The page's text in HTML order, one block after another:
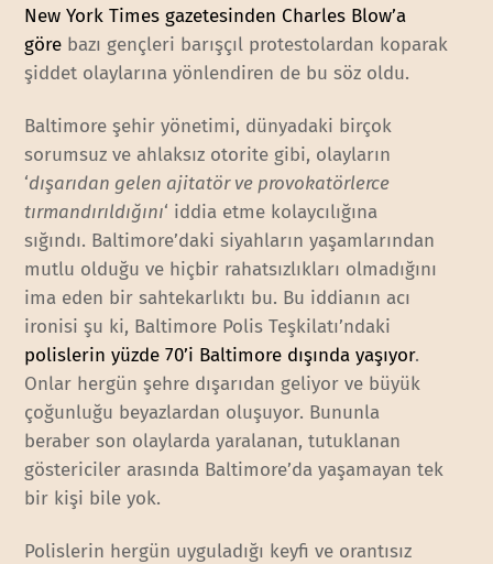
New York Times gazetesinden Charles Blow’a
göre bazı gençleri barışçıl protestolardan koparak
şiddet olaylarına yönlendiren de bu söz oldu.
Baltimore şehir yönetimi, dünyadaki birçok
sorumsuz ve ahlaksız otorite gibi, olayların
‘dışarıdan gelen ajitatör ve provokatörlerce
tırmandırıldığını‘ iddia etme kolaycılığına
sığındı. Baltimore’daki siyahların yaşamlarından
mutlu olduğu ve hiçbir rahatsızlıkları olmadığını
ima eden bir sahtekarlıktı bu. Bu iddianın acı
ironisi şu ki, Baltimore Polis Teşkilatı’ndaki
polislerin yüzde 70’i Baltimore dışında yaşıyor.
Onlar hergün şehre dışarıdan geliyor ve büyük
çoğunluğu beyazlardan oluşuyor. Bununla
beraber son olaylarda yaralanan, tutuklanan
göstericiler arasında Baltimore’da yaşamayan tek
bir kişi bile yok.
Polislerin hergün uyguladığı keyfi ve orantısız